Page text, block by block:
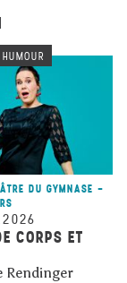
HUMOUR
DU GYMNASE -
CORPS ET
Rendinger